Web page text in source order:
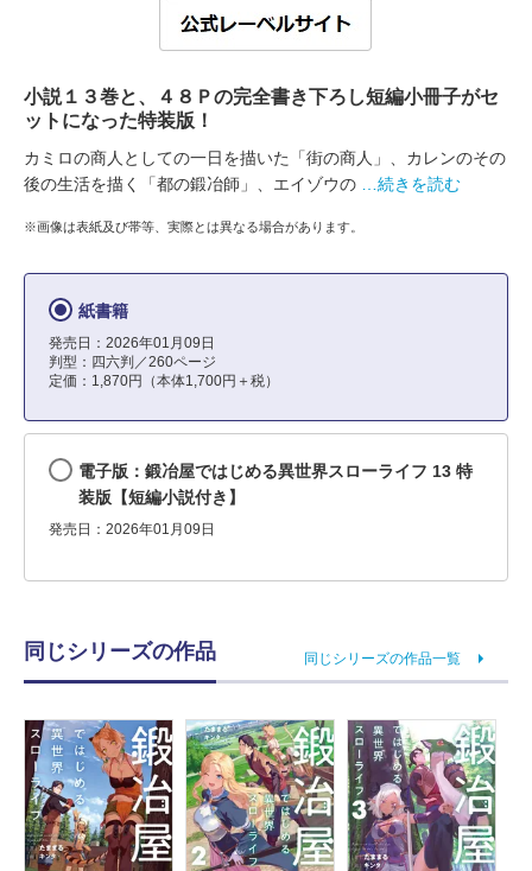
小説１３巻と、４８Ｐの完全書き下ろし短編小冊子がセ
ットになった特装版！
カミロの商人としての一日を描いた「街の商人」、カレンのその
後の生活を描く「都の鍛冶師」、エイゾウの
…続きを読む
※画像は表紙及び帯等、実際とは異なる場合があります。
紙書籍
発売日：2026年01月09日
判型：四六判／260ページ
定価：1,870円（本体1,700円＋税）
電子版：鍛冶屋ではじめる異世界スローライフ 13 特
装版【短編小説付き】
発売日：2026年01月09日
同じシリーズの作品 同じシリーズの作品一覧